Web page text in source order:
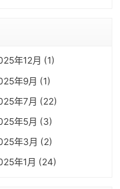
年12月 (1)
年9月 (1)
年7月 (22)
年5月 (3)
年3月 (2)
年1月 (24)